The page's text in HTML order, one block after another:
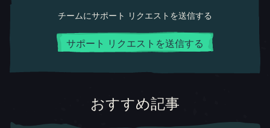
チームにサポート リクエストを送信する
サポート リクエストを送信する
おすすめ記事